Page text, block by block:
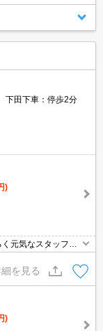
下田下車：停歩2分
)
元気なスタッフが
見学・接客可能で
を見る
)